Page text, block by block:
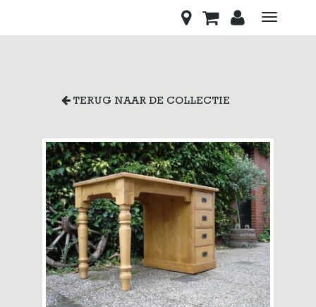
Toggle
TERUG NAAR DE COLLECTIE